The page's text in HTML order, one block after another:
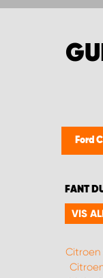
Ford
FANT
VIS
Citroen